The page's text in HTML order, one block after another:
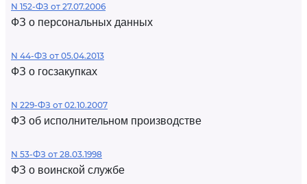
N 152-ФЗ от 27.07.2006
ФЗ о персональных данных
N 44-ФЗ от 05.04.2013
ФЗ о госзакупках
N 229-ФЗ от 02.10.2007
ФЗ об исполнительном производстве
N 53-ФЗ от 28.03.1998
ФЗ о воинской службе